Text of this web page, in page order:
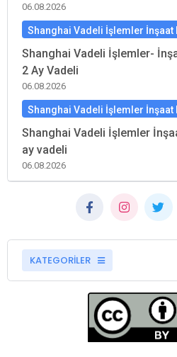
06.08.2026
Shanghai Vadeli İşlemler İnşaat
Shanghai Vadeli İşlemler-
2 Ay Vadeli
06.08.2026
Shanghai Vadeli İşlemler İnşaat
Shanghai Vadeli İşlemler
ay vadeli
06.08.2026
KATEGORİLER